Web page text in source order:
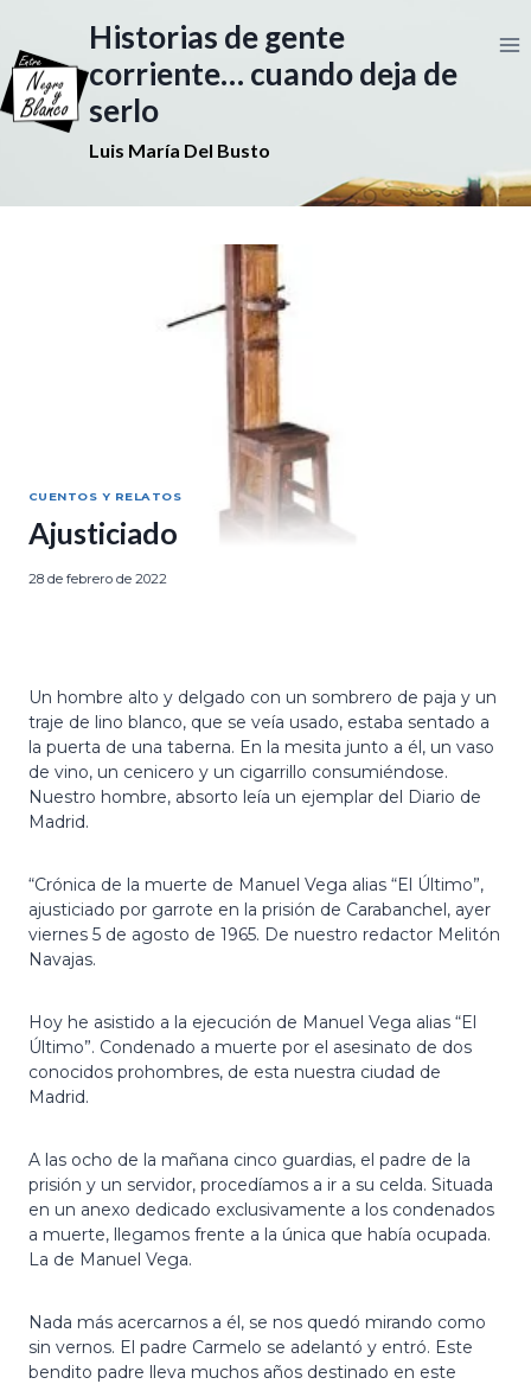
contenido
Historias de gente
corriente… cuando deja de
serlo
Luis María Del Busto
CUENTOS Y RELATOS
Ajusticiado
28 de febrero de 2022
Un hombre alto y delgado con un sombrero de paja y un
traje de lino blanco, que se veía usado, estaba sentado a
la puerta de una taberna. En la mesita junto a él, un vaso
de vino, un cenicero y un cigarrillo consumiéndose.
Nuestro hombre, absorto leía un ejemplar del Diario de
Madrid.
“Crónica de la muerte de Manuel Vega alias “El Último”,
ajusticiado por garrote en la prisión de Carabanchel, ayer
viernes 5 de agosto de 1965. De nuestro redactor Melitón
Navajas.
Hoy he asistido a la ejecución de Manuel Vega alias “El
Último”. Condenado a muerte por el asesinato de dos
conocidos prohombres, de esta nuestra ciudad de
Madrid.
A las ocho de la mañana cinco guardias, el padre de la
prisión y un servidor, procedíamos a ir a su celda. Situada
en un anexo dedicado exclusivamente a los condenados
a muerte, llegamos frente a la única que había ocupada.
La de Manuel Vega.
Nada más acercarnos a él, se nos quedó mirando como
sin vernos. El padre Carmelo se adelantó y entró. Este
bendito padre lleva muchos años destinado en este